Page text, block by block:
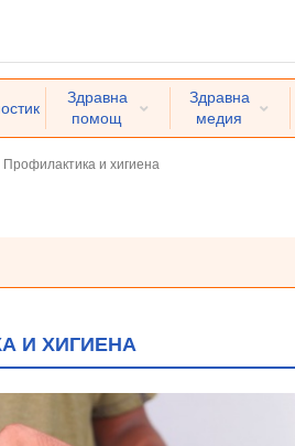
Здравна
помощ
Здравна
медия
Профилактика и хигиена
И ХИГИЕНА